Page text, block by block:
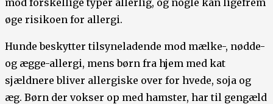
øge risikoen for allergi.
Hunde beskytter tilsyneladende mod mælke-, nødde-
og ægge-allergi, mens børn fra hjem med kat
sjældnere bliver allergiske over for hvede, soja og
æg. Børn der vokser op med hamster, har til gengæld